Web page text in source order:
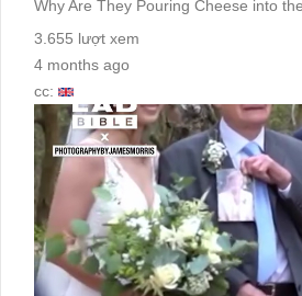
Why Are They Pouring Cheese into
3.655 lượt xem
4 months ago
cc: